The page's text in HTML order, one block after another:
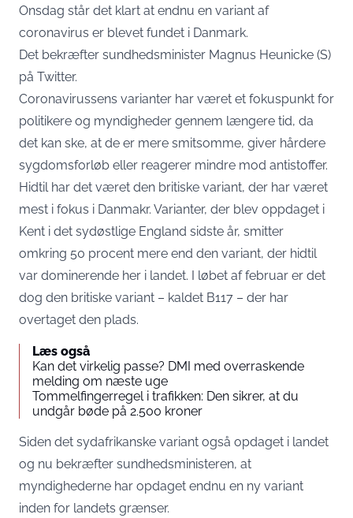
Onsdag står det klart at endnu en variant af
coronavirus er blevet fundet i Danmark.
Det bekræfter sundhedsminister Magnus Heunicke (S)
på Twitter.
Coronavirussens varianter har været et fokuspunkt for
politikere og myndigheder gennem længere tid, da
det kan ske, at de er mere smitsomme, giver hårdere
sygdomsforløb eller reagerer mindre mod antistoffer.
Hidtil har det været den britiske variant, der har været
mest i fokus i Danmakr. Varianter, der blev oppdaget i
Kent i det sydøstlige England sidste år, smitter
omkring 50 procent mere end den variant, der hidtil
var dominerende her i landet. I løbet af februar er det
dog den britiske variant – kaldet B117 – der har
overtaget den plads.
Læs også
Kan det virkelig passe? DMI med overraskende
melding om næste uge
Tommelfingerregel i trafikken: Den sikrer, at du
undgår bøde på 2.500 kroner
Siden det sydafrikanske variant også opdaget i landet
og nu bekræfter sundhedsministeren, at
myndighederne har opdaget endnu en ny variant
inden for landets grænser.